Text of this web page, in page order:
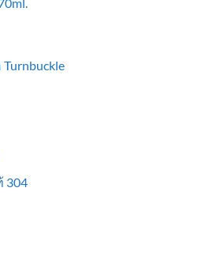
Turnbuckle
304